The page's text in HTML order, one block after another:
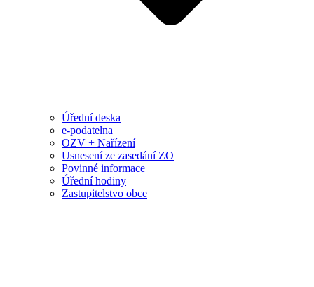
Úřední deska
e-podatelna
OZV + Nařízení
Usnesení ze zasedání ZO
Povinné informace
Úřední hodiny
Zastupitelstvo obce